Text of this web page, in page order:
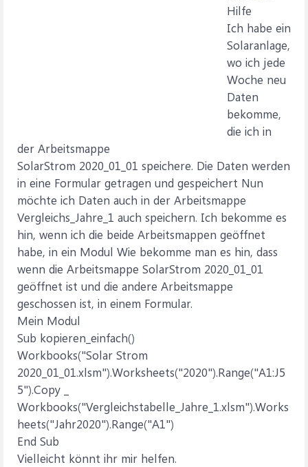
Hilfe
Ich habe ein
Solaranlage,
wo ich jede
Woche neu
Daten
bekomme,
die ich in
der Arbeitsmappe
SolarStrom 2020_01_01 speichere. Die Daten werden
in eine Formular getragen und gespeichert Nun
möchte ich Daten auch in der Arbeitsmappe
Vergleichs_Jahre_1 auch speichern. Ich bekomme es
hin, wenn ich die beide Arbeitsmappen geöffnet
habe, in ein Modul Wie bekomme man es hin, dass
wenn die Arbeitsmappe SolarStrom 2020_01_01
geöffnet ist und die andere Arbeitsmappe
geschossen ist, in einem Formular.
Mein Modul
Sub kopieren_einfach()
Workbooks("Solar Strom
2020_01_01.xlsm").Worksheets("2020").Range("A1:J5
5").Copy _
Workbooks("Vergleichstabelle_Jahre_1.xlsm").Works
heets("Jahr2020").Range("A1")
End Sub
Vielleicht könnt ihr mir helfen.